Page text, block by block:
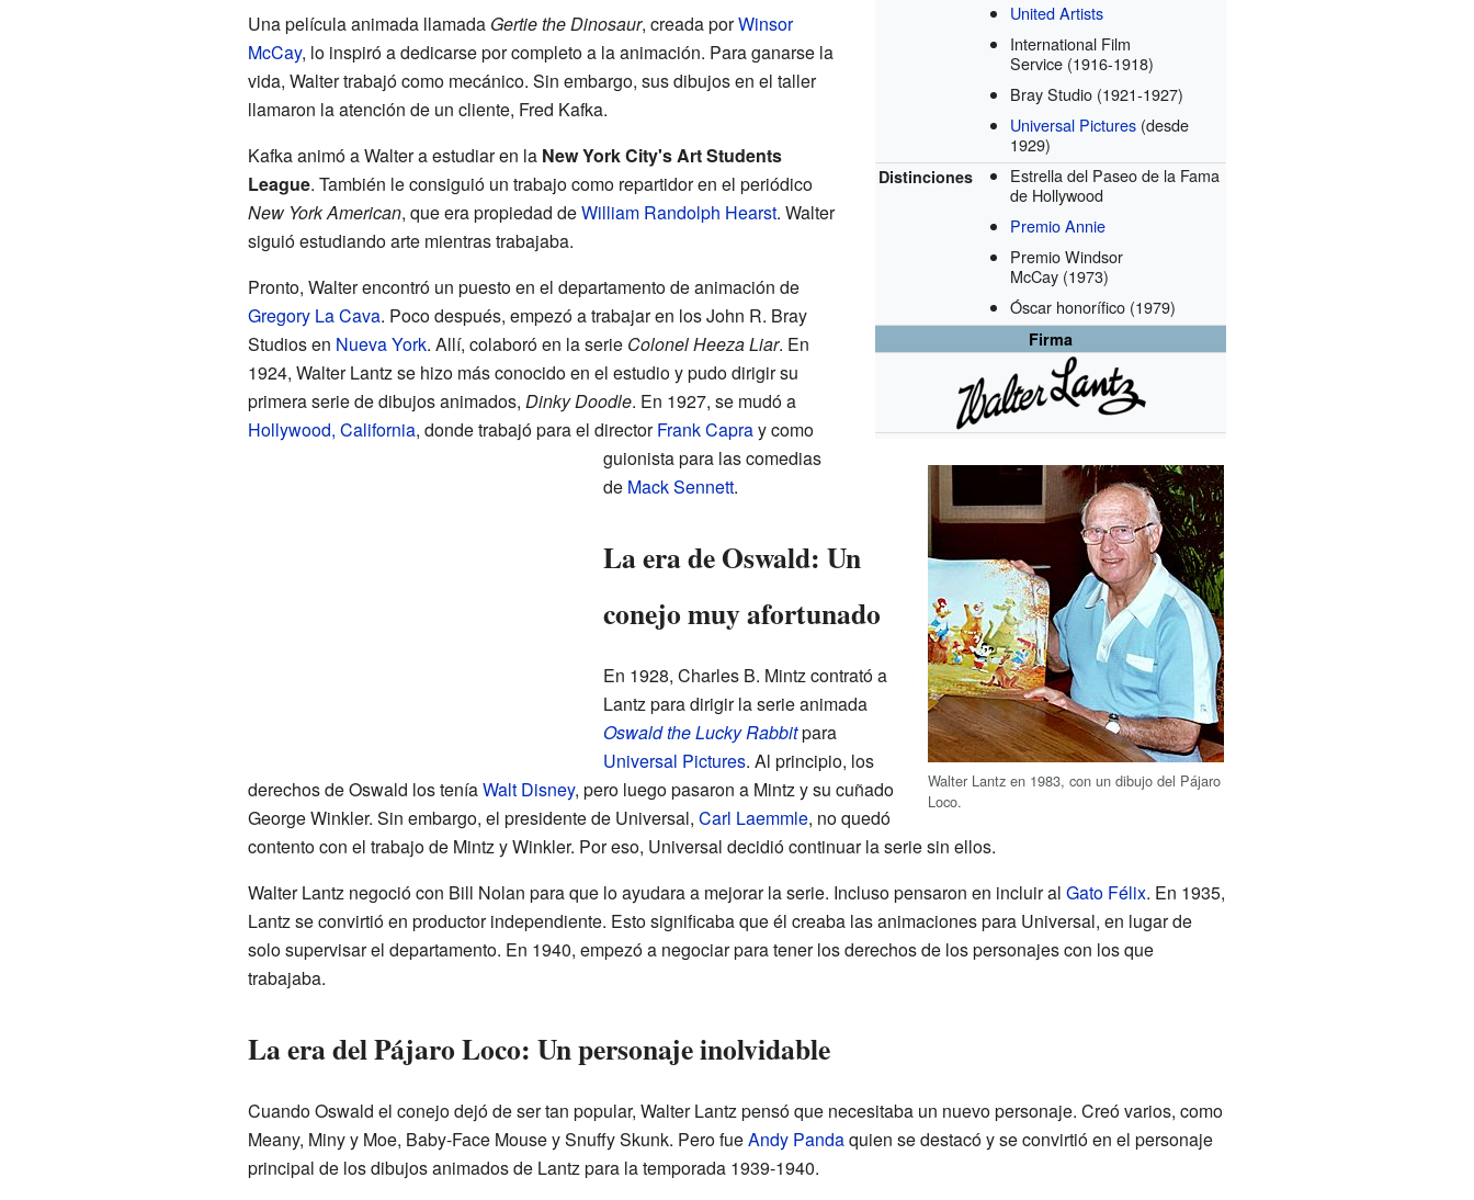
United Artists
International Film
Service (1916-1918)
Bray Studio (1921-1927)
Universal Pictures (desde
1929)
Distinciones
Estrella del Paseo de la Fama
de Hollywood
Premio Annie
Premio Windsor
McCay (1973)
Óscar honorífico (1979)
Firma
Walter Lantz en 1983, con un dibujo del Pájaro
Loco.
Una película animada llamada Gertie the Dinosaur, creada porWinsor
McCay, lo inspiró a dedicarse por completo a la animación. Para ganarse la
vida, Walter trabajó como mecánico. Sin embargo, sus dibujos en el taller
llamaron la atención de un cliente, Fred Kafka.
Kafka animó a Walter a estudiar en la New York City's Art Students
League. También le consiguió un trabajo como repartidor en el periódico
New York American, que era propiedad deWilliam Randolph Hearst. Walter
siguió estudiando arte mientras trabajaba.
Pronto, Walter encontró un puesto en el departamento de animación de
Gregory La Cava. Poco después, empezó a trabajar en los John R. Bray
Studios en Nueva York. Allí, colaboró en la serie Colonel Heeza Liar. En
1924, Walter Lantz se hizo más conocido en el estudio y pudo dirigir su
primera serie de dibujos animados, Dinky Doodle. En 1927, se mudó a
Hollywood, California, donde trabajó para el directorFrank Capray como
guionista para las comedias
de Mack Sennett.
La era de Oswald: Un
conejo muy afortunado
En 1928, Charles B. Mintz contrató a
Lantz para dirigir la serie animada
Oswald the Lucky Rabbitpara
Universal Pictures. Al principio, los
derechos de Oswald los teníaWalt Disney, pero luego pasaron a Mintz y su cuñado
George Winkler. Sin embargo, el presidente de Universal, Carl Laemmle, no quedó
contento con el trabajo de Mintz y Winkler. Por eso, Universal decidió continuar la serie sin ellos.
Walter Lantz negoció con Bill Nolan para que lo ayudara a mejorar la serie. Incluso pensaron en incluir al Gato Félix. En 1935,
Lantz se convirtió en productor independiente. Esto significaba que él creaba las animaciones para Universal, en lugar de
solo supervisar el departamento. En 1940, empezó a negociar para tener los derechos de los personajes con los que
trabajaba.
La era del Pájaro Loco: Un personaje inolvidable
Cuando Oswald el conejo dejó de ser tan popular, Walter Lantz pensó que necesitaba un nuevo personaje. Creó varios, como
Meany, Miny y Moe, Baby-Face Mouse y Snuffy Skunk. Pero fueAndy Pandaquien se destacó y se convirtió en el personaje
principal de los dibujos animados de Lantz para la temporada 1939-1940.